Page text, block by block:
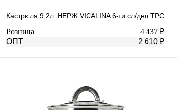
Кастрюля 9,2л. НЕРЖ VICALINA 6-ти сл/дно.ТРС
Розница
4 437 ₽
ОПТ
2 610 ₽
Купить в 1 клик К сравнению